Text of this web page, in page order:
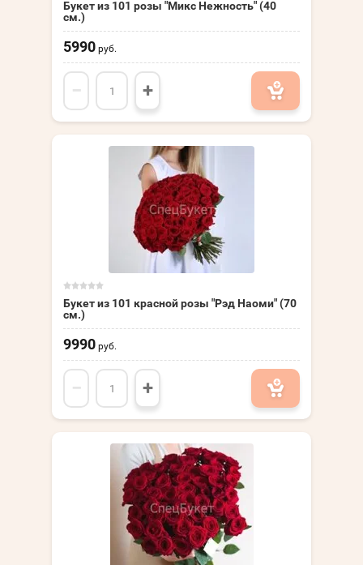
Букет из 101 розы "Микс Нежность" (40
см.)
5990 руб.
− +
Букет из 101 красной розы "Рэд Наоми" (70
см.)
9990 руб.
− +